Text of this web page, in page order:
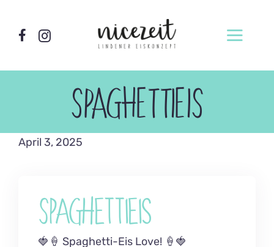
Inhalt
springen
Vermietung
SPAGHETTIEIS
April 3, 2025
Spaghettieis
🍓🍦 Spaghetti-Eis Love! 🍦🍓